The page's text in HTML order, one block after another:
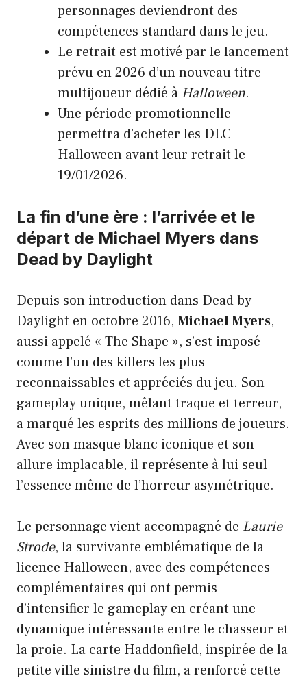
personnages deviendront des
compétences standard dans le jeu.
Le retrait est motivé par le lancement
prévu en 2026 d’un nouveau titre
multijoueur dédié à Halloween.
Une période promotionnelle
permettra d’acheter les DLC
Halloween avant leur retrait le
19/01/2026.
La fin d’une ère : l’arrivée et le
départ de Michael Myers dans
Dead by Daylight
Depuis son introduction dans Dead by
Daylight en octobre 2016, Michael Myers,
aussi appelé « The Shape », s’est imposé
comme l’un des killers les plus
reconnaissables et appréciés du jeu. Son
gameplay unique, mêlant traque et terreur,
a marqué les esprits des millions de joueurs.
Avec son masque blanc iconique et son
allure implacable, il représente à lui seul
l’essence même de l’horreur asymétrique.
Le personnage vient accompagné de Laurie
Strode, la survivante emblématique de la
licence Halloween, avec des compétences
complémentaires qui ont permis
d’intensifier le gameplay en créant une
dynamique intéressante entre le chasseur et
la proie. La carte Haddonfield, inspirée de la
petite ville sinistre du film, a renforcé cette